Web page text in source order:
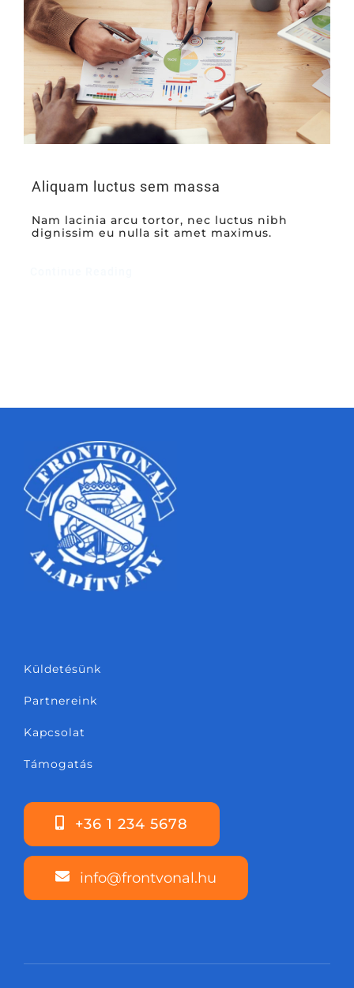
Aliquam luctus sem massa
Nam lacinia arcu tortor, nec luctus nibh
dignissim eu nulla sit amet maximus.
Küldetésünk
Partnereink
Kapcsolat
Támogatás
+36 1 234 5678
info@frontvonal.hu